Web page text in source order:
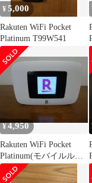
¥5,000
Rakuten WiFi Pocket
Platinum T99W541
¥4,950
Rakuten WiFi Pocket
Platinum(モバイルルー
ター)